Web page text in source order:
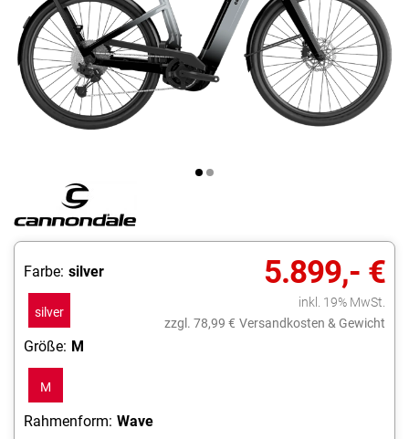
5.899,- €
inkl. 19% MwSt.
zzgl. 78,99 € Versandkosten & Gewicht
Farbe: silver
silver
Größe: M
M
Rahmenform: Wave